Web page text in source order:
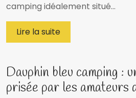
camping idéalement situé…
Lire la suite
Dauphin bleu camping :
prisée par les amateurs